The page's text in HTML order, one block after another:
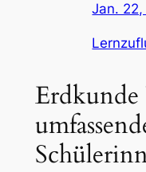
Jan.
Erdkunde